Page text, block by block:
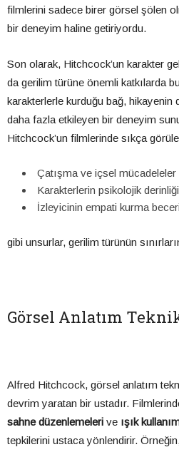
filmlerini sadece birer görsel şölen
bir deneyim haline getiriyordu.
Son olarak, Hitchcock’un karakter
da gerilim türüne önemli katkılarda
karakterlerle kurduğu bağ, hikayenin
daha fazla etkileyen bir deneyim
Hitchcock’un filmlerinde sıkça
Çatışma ve içsel mücadeleler
Karakterlerin psikolojik derinliği
İzleyicinin empati kurma
gibi unsurlar, gerilim türünün
Görsel Anlatım
Alfred Hitchcock, görsel anlatım
devrim yaratan bir ustadır.
sahne düzenlemeleri ve ışık
tepkilerini ustaca yönlendirir.